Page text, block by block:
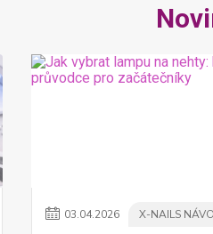
03.04.2026 X-NAILS